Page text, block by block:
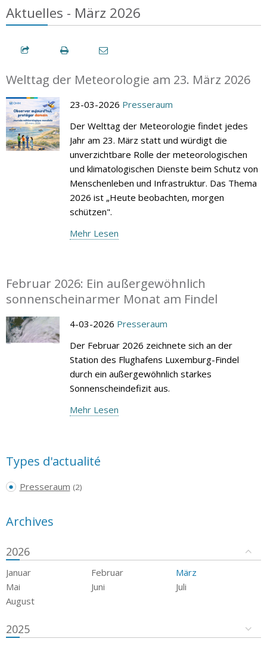
Aktuelles - März 2026
Welttag der Meteorologie am 23. März 2026
23-03-2026 Presseraum
Der Welttag der Meteorologie findet jedes
Jahr am 23. März statt und würdigt die
unverzichtbare Rolle der meteorologischen
und klimatologischen Dienste beim Schutz von
Menschenleben und Infrastruktur. Das Thema
2026 ist „Heute beobachten, morgen
schützen".
Mehr Lesen
Februar 2026: Ein außergewöhnlich
sonnenscheinarmer Monat am Findel
4-03-2026 Presseraum
Der Februar 2026 zeichnete sich an der
Station des Flughafens Luxemburg-Findel
durch ein außergewöhnlich starkes
Sonnenscheindefizit aus.
Mehr Lesen
Types d'actualité
Presseraum (2)
Archives
2026
Januar Februar
März
Mai
Juni
Juli
August
2025